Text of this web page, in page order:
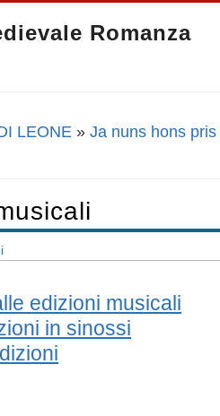
Romanza
LEONE » Ja nuns hons
edizioni musicali
in sinossi